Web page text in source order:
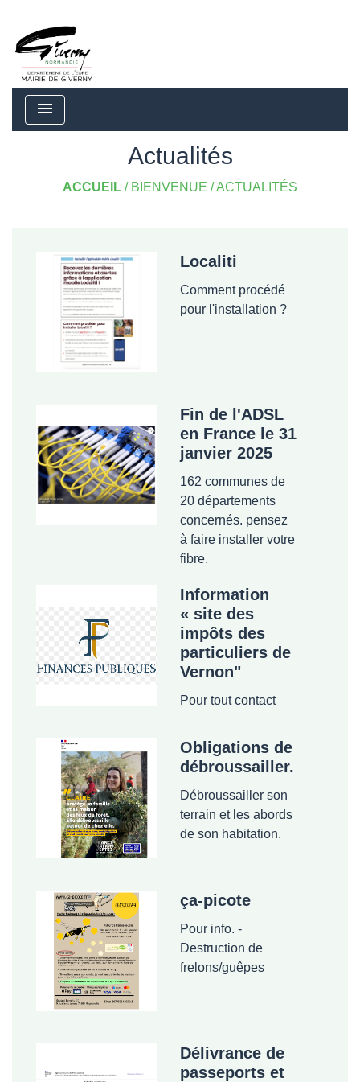
menu
Actualités
ACCUEIL / BIENVENUE /ACTUALITÉS
Localiti
Comment procédé
pour l'installation ?
Fin de l'ADSL
en France le 31
janvier 2025
162 communes de
20 départements
concernés. pensez
à faire installer votre
fibre.
Information
« site des
impôts des
particuliers de
Vernon"
Pour tout contact
Obligations de
débroussailler.
Débroussailler son
terrain et les abords
de son habitation.
ça-picote
Pour info. -
Destruction de
frelons/guêpes
Délivrance de
passeports et